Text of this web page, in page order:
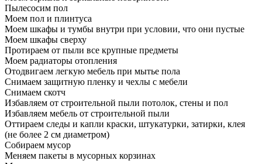
Пылесосим пол
Моем пол и плинтуса
Моем шкафы и тумбы внутри при условии, что они пустые
Моем шкафы сверху
Протираем от пыли все крупные предметы
Моем радиаторы отопления
Отодвигаем легкую мебель при мытье пола
Снимаем защитную пленку и чехлы с мебели
Снимаем скотч
Избавляем от строительной пыли потолок, стены и пол
Избавляем мебель от строительной пыли
Оттираем следы и капли краски, штукатурки, затирки, клея
(не более 2 см диаметром)
Собираем мусор
Меняем пакеты в мусорных корзинах